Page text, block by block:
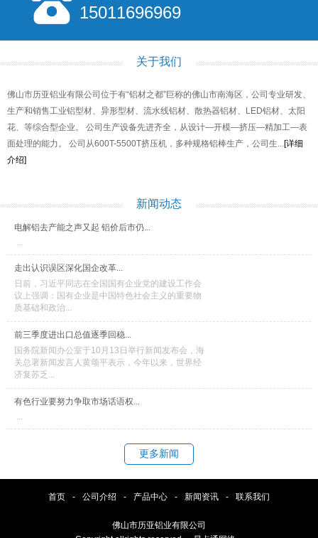
15011696969
关于我们
佛山市历亚铝业有限公司位于有“铝材之都”巨称的佛山市南海区，公司专业研发、
生产和销售工业铝型材、异形型材、流水线铝材、散热器铝材、LED铝材、太阳
花、等综合型企业。 公司生产设备先进齐全，从设计—开模—挤压—精加工—表
面处理的能力。 公司从600T-5500T挤压机，多种规格铝棒生产，公司生...[详细
介绍]
新闻动态
电解铝去产能之声又起 铝价后市仍...
...
走出认识误区深化国企改革...
日前，习近平同志在全国国有企业党的建设工作会
议上强调：国有企业是中国特色社会主义的重要物
质基础和政治...
前三季度进出口总值逐季回稳...
国务院新闻办公室于10月13日举行新闻发布会，海
关总署新闻发言人黄颂平表示，今年以来，世界经
济复苏乏...
有色行业要努力争取市场话语权...
...
更多新闻
首页 - 公司介绍 - 产品中心 - 新闻资讯 - 联系我们
佛山市历亚铝业有限公司